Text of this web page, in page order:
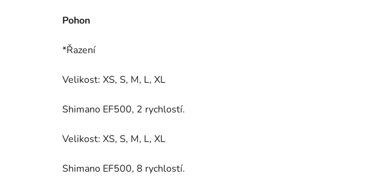
Pohon
*Řazení
Velikost: XS, S, M, L, XL
Shimano EF500, 2 rychlostí.
Velikost: XS, S, M, L, XL
Shimano EF500, 8 rychlostí.